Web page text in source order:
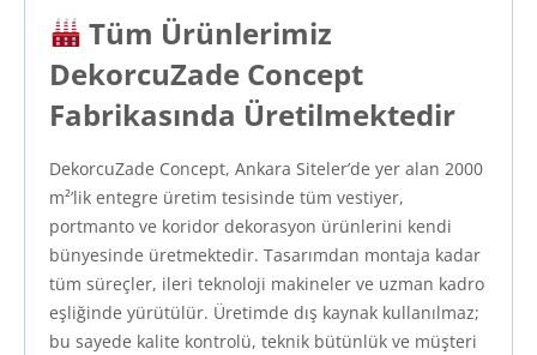
Tüm Ürünlerimiz
DekorcuZade Concept
Fabrikasında Üretilmektedir
DekorcuZade Concept, Ankara Siteler’de yer alan 2000
m²’lik entegre üretim tesisinde tüm vestiyer,
portmanto ve koridor dekorasyon ürünlerini kendi
bünyesinde üretmektedir. Tasarımdan montaja kadar
tüm süreçler, ileri teknoloji makineler ve uzman kadro
eşliğinde yürütülür. Üretimde dış kaynak kullanılmaz;
bu sayede kalite kontrolü, teknik bütünlük ve müşteri